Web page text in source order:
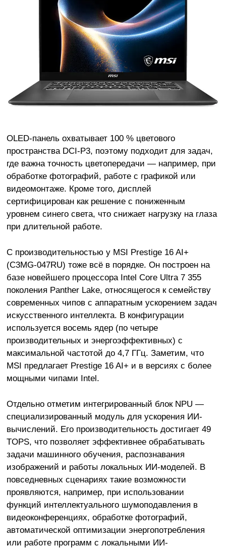
OLED-панель охватывает 100 % цветового
пространства DCI-P3, поэтому подходит для задач,
где важна точность цветопередачи — например, при
обработке фотографий, работе с графикой или
видеомонтаже. Кроме того, дисплей
сертифицирован как решение с пониженным
уровнем синего света, что снижает нагрузку на глаза
при длительной работе.
С производительностью у MSI Prestige 16 AI+
(C3MG-047RU) тоже всё в порядке. Он построен на
базе новейшего процессора Intel Core Ultra 7 355
поколения Panther Lake, относящегося к семейству
современных чипов с аппаратным ускорением задач
искусственного интеллекта. В конфигурации
используется восемь ядер (по четыре
производительных и энергоэффективных) с
максимальной частотой до 4,7 ГГц. Заметим, что
MSI предлагает Prestige 16 AI+ и в версиях с более
мощными чипами Intel.
Отдельно отметим интегрированный блок NPU —
специализированный модуль для ускорения ИИ-
вычислений. Его производительность достигает 49
TOPS, что позволяет эффективнее обрабатывать
задачи машинного обучения, распознавания
изображений и работы локальных ИИ-моделей. В
повседневных сценариях такие возможности
проявляются, например, при использовании
функций интеллектуального шумоподавления в
видеоконференциях, обработке фотографий,
автоматической оптимизации энергопотребления
или работе программ с локальными ИИ-